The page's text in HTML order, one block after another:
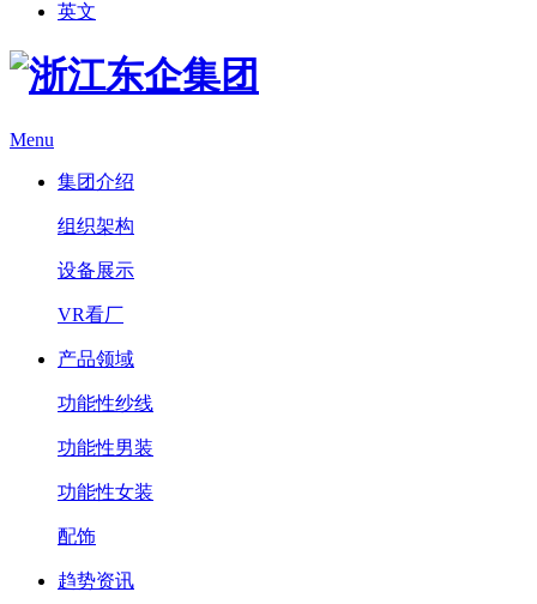
英文
Menu
集团介绍
组织架构
设备展示
VR看厂
产品领域
功能性纱线
功能性男装
功能性女装
配饰
趋势资讯